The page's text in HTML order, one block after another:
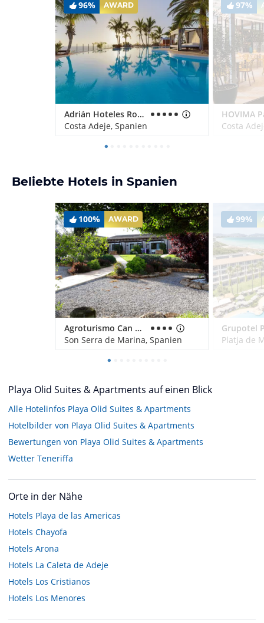
96% AWARD
Adrián Hoteles Roca Nivaria
Costa Adeje, Spanien
97%
HOVIMA
Costa
Beliebte Hotels in Spanien
100% AWARD
Agroturismo Can Pere Rei
Son Serra de Marina, Spanien
99%
Playa Olid Suites & Apartments auf einen Blick
Alle Hotelinfos Playa Olid Suites & Apartments
Hotelbilder von Playa Olid Suites & Apartments
Bewertungen von Playa Olid Suites & Apartments
Wetter Teneriffa
Orte in der Nähe
Hotels Playa de las Americas
Hotels Chayofa
Hotels Arona
Hotels La Caleta de Adeje
Hotels Los Cristianos
Hotels Los Menores